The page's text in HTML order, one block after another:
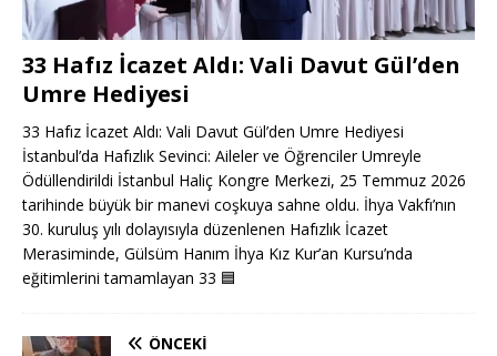
33 Hafız İcazet Aldı: Vali Davut Gül’den
Umre Hediyesi
33 Hafız İcazet Aldı: Vali Davut Gül’den Umre Hediyesi
İstanbul’da Hafızlık Sevinci: Aileler ve Öğrenciler Umreyle
Ödüllendirildi İstanbul Haliç Kongre Merkezi, 25 Temmuz 2026
tarihinde büyük bir manevi coşkuya sahne oldu. İhya Vakfı’nın
30. kuruluş yılı dolayısıyla düzenlenen Hafızlık İcazet
Merasiminde, Gülsüm Hanım İhya Kız Kur’an Kursu’nda
eğitimlerini tamamlayan 33 🟦
ÖNCEKI